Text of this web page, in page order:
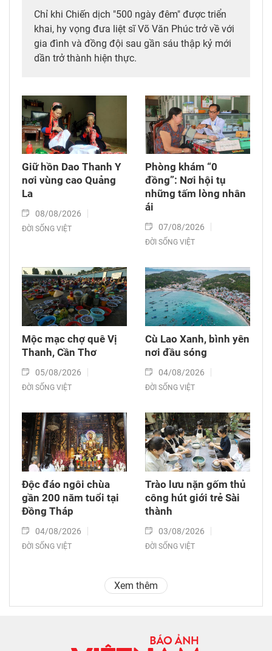
Chỉ khi Chiến dịch "500 ngày đêm" được triển
khai, hy vọng đưa liệt sĩ Võ Văn Phúc trở về với
gia đình và đồng đội sau gần sáu thập kỷ mới
dần trở thành hiện thực.
Giữ hồn Dao Thanh Y
nơi vùng cao Quảng
La
08/08/2026
ĐỜI SỐNG VIỆT
Phòng khám “0
đồng”: Nơi hội tụ
những tấm lòng nhân
ái
07/08/2026
ĐỜI SỐNG VIỆT
Mộc mạc chợ quê Vị
Thanh, Cần Thơ
05/08/2026
ĐỜI SỐNG VIỆT
Cù Lao Xanh, bình yên
nơi đầu sóng
04/08/2026
ĐỜI SỐNG VIỆT
Độc đáo ngôi chùa
gần 200 năm tuổi tại
Đồng Tháp
04/08/2026
ĐỜI SỐNG VIỆT
Trào lưu nặn gốm thủ
công hút giới trẻ Sài
thành
03/08/2026
ĐỜI SỐNG VIỆT
Xem thêm